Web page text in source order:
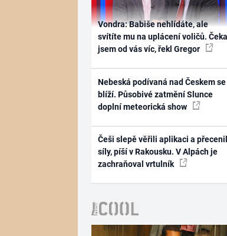
Vondra: Babiše nehlídáte, ale
svítíte mu na uplácení voličů. Čekal
jsem od vás víc, řekl Gregor
Nebeská podívaná nad Českem se
blíží. Působivé zatmění Slunce
doplní meteorická show
Češi slepě věřili aplikaci a
síly, píší v Rakousku. V Alpách je
zachraňoval vrtulník